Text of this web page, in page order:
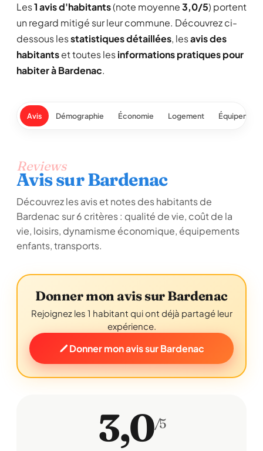
Les1 avis d'habitants(note moyenne3,0/5) portent
un regard mitigé sur leur commune. Découvrez ci-
dessous lesstatistiques détaillées, lesavis des
habitantset toutes lesinformations pratiques pour
habiter à Bardenac.
Avis Démographie Économie Logement
Reviews
Avis sur Bardenac
Découvrez les avis et notes des habitants de
Bardenac sur 6 critères : qualité de vie, coût de la
vie, loisirs, dynamisme économique, équipements
enfants, transports.
Donner mon avis sur Bardenac
Rejoignez les 1 habitant qui ont déjà partagé leur
expérience.
Donner mon avis sur Bardenac
3,0/5